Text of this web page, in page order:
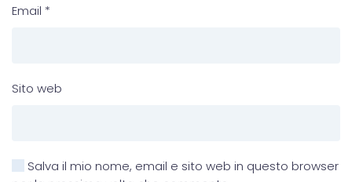
Email *
Sito web
Salva il mio nome, email e sito web in questo browser